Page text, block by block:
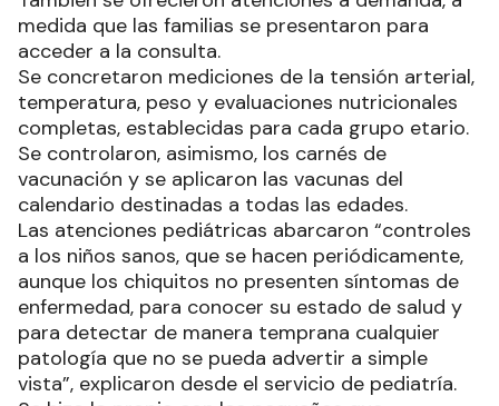
medida que las familias se presentaron para
acceder a la consulta.
Se concretaron mediciones de la tensión arterial,
temperatura, peso y evaluaciones nutricionales
completas, establecidas para cada grupo etario.
Se controlaron, asimismo, los carnés de
vacunación y se aplicaron las vacunas del
calendario destinadas a todas las edades.
Las atenciones pediátricas abarcaron “controles
a los niños sanos, que se hacen periódicamente,
aunque los chiquitos no presenten síntomas de
enfermedad, para conocer su estado de salud y
para detectar de manera temprana cualquier
patología que no se pueda advertir a simple
vista”, explicaron desde el servicio de pediatría.